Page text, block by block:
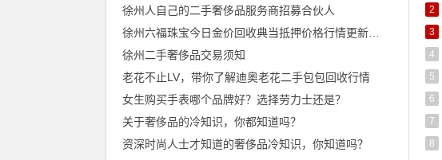
徐州人自己的二手奢侈品服务商招募合伙人
徐州二手奢侈品交易须知
老花不止LV，带你了解迪奥老花二手包包回收行情
女生购买手表哪个品牌好？选择劳力士还是？
关于奢侈品的冷知识，你都知道吗？
资深时尚人士才知道的奢侈品冷知识，你知道吗？
2
3
4
5
6
7
8